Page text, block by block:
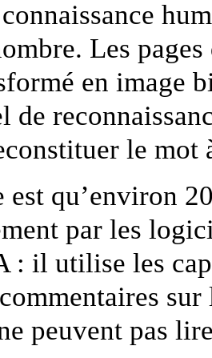
Les
en image
de
le mot
qu’environ
par les
: il utilise les
peuvent pas